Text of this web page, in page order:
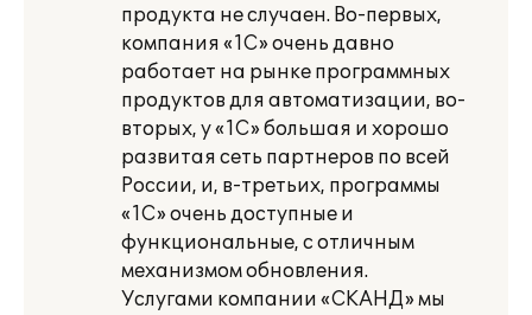
продукта не случаен. Во-первых,
компания «1С» очень давно
работает на рынке программных
продуктов для автоматизации, во-
вторых, у «1С» большая и хорошо
развитая сеть партнеров по всей
России, и, в-третьих, программы
«1С» очень доступные и
функциональные, с отличным
механизмом обновления.
Услугами компании «СКАНД» мы